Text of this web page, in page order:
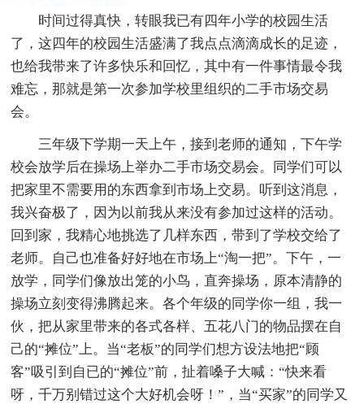
时间过得真快，转眼我已有四年小学的校园生活
了，这四年的校园生活盛满了我点点滴滴成长的足迹，
也给我带来了许多快乐和回忆，其中有一件事情最令我
难忘，那就是第一次参加学校里组织的二手市场交易
会。
三年级下学期一天上午，接到老师的通知，下午学
校会放学后在操场上举办二手市场交易会。同学们可以
把家里不需要用的东西拿到市场上交易。听到这消息，
我兴奋极了，因为以前我从来没有参加过这样的活动。
回到家，我精心地挑选了几样东西，带到了学校交给了
老师。自己也准备好好地在市场上“淘一把”。下午，一
放学，同学们像放出笼的小鸟，直奔操场，原本清静的
操场立刻变得沸腾起来。各个年级的同学你一组，我一
伙，把从家里带来的各式各样、五花八门的物品摆在自
己的“摊位”上。当“老板”的同学们想方设法地把“顾
客”吸引到自已的“摊位”前，扯着嗓子大喊：“快来看
呀，千万别错过这个大好机会呀！”，当“买家”的同学又